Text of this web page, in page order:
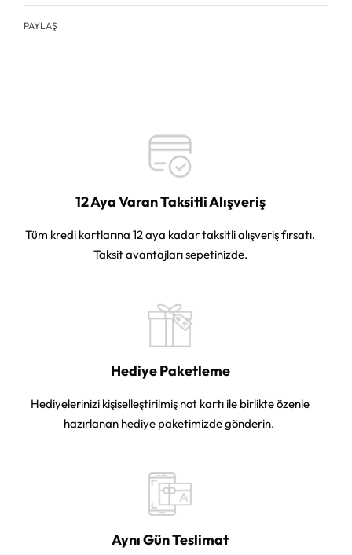
PAYLAŞ
12 Aya Varan Taksitli Alışveriş
Tüm kredi kartlarına 12 aya kadar taksitli alışveriş fırsatı.
Taksit avantajları sepetinizde.
Hediye Paketleme
Hediyelerinizi kişiselleştirilmiş not kartı ile birlikte özenle
hazırlanan hediye paketimizde gönderin.
Aynı Gün Teslimat